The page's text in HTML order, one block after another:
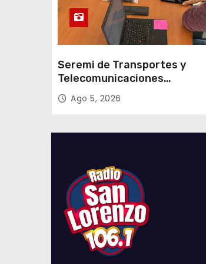
a
s
Seremi de Transportes y
Telecomunicaciones
encabezó primera mesa de
coordinación para el retiro de
Ago 5, 2026